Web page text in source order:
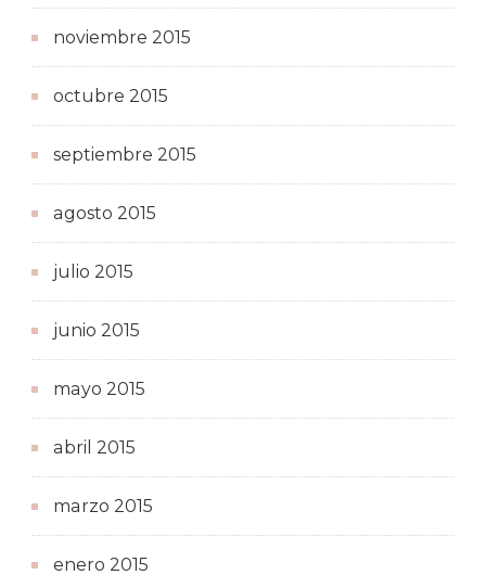
noviembre 2015
octubre 2015
septiembre 2015
agosto 2015
julio 2015
junio 2015
mayo 2015
abril 2015
marzo 2015
enero 2015